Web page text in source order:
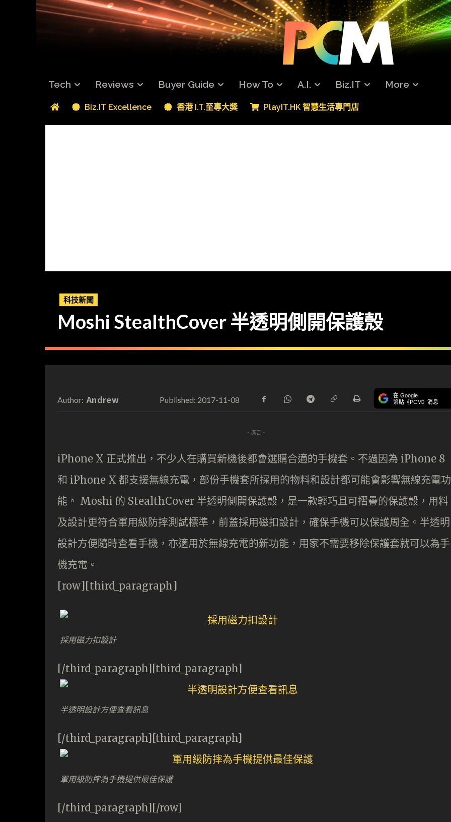
Tech Reviews Buyer Guide How To A.I. Biz.IT More
Biz.IT Excellence 香港 I.T.至專大獎 PlayIT.HK 智慧生活專門店
科技新聞
Moshi StealthCover 半透明側開保護殼
Author: Andrew Published: 2017-11-08 在 Google
緊貼《PCM》消息
- 廣告 -
iPhone X 正式推出，不少人在購買新機後都會選購合適的手機套。不過因為 iPhone 8
和 iPhone X 都支援無線充電，部份手機套所採用的物料和設計都可能會影響無線充電功
能。 Moshi 的 StealthCover 半透明側開保護殼，是一款輕巧且可摺疊的保護殼，用料
及設計更符合軍用級防摔測試標準，前蓋採用磁扣設計，確保手機可以保護周全。半透明
設計方便隨時查看手機，亦適用於無線充電的新功能，用家不需要移除保護套就可以為手
機充電。
[row][third_paragraph]
採用磁力扣設計
[/third_paragraph][third_paragraph]
半透明設計方便查看訊息
[/third_paragraph][third_paragraph]
軍用級防摔為手機提供最佳保護
[/third_paragraph][/row]